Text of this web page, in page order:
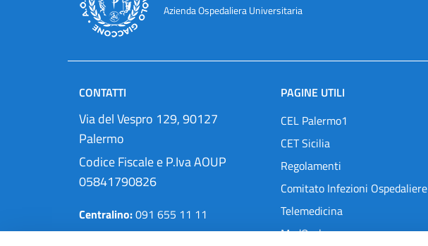
Azienda Ospedaliera Universitaria
CONTATTI
Via del Vespro 129, 90127
Palermo
Codice Fiscale e P.Iva AOUP
05841790826
Centralino:091 655 11 11
Pec:protocollo@cert.policlinico.pa.it
PAGINE UTILI
CEL Palermo1
CET Sicilia
Regolamenti
Comitato Infezioni Ospedaliere
Telemedicina
MedOral